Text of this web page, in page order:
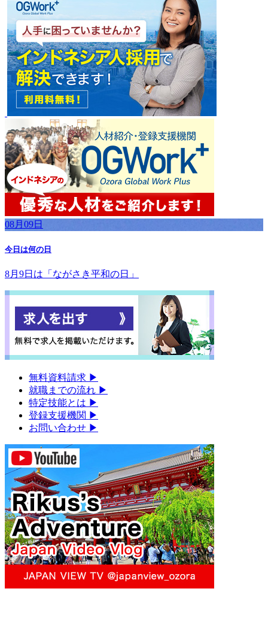
08月09日
今日は何の日
8月9日は「ながさき平和の日」
無料資料請求 ▶︎
就職までの流れ ▶︎
特定技能とは ▶︎
登録支援機関 ▶︎
お問い合わせ ▶︎